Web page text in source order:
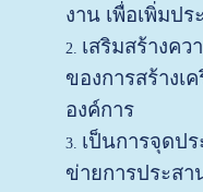
งาน เพื่อเพิ่มป
เสริมสร้างค
ของการสร้างเ
องค์การ
เป็นการจุดป
ข่ายการประสา